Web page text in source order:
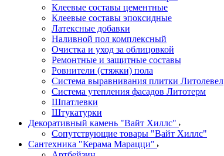
Клеевые составы цементные
Клеевые составы эпоксидные
Латексные добавки
Наливной пол комплексный
Очистка и уход за облицовкой
Ремонтные и защитные составы
Ровнители (стяжки) пола
Система выравнивания плитки Литолевел
Система утепления фасадов Литотерм
Шпатлевки
Штукатурки
Декоративный камень "Вайт Хиллс"
Сопутствующие товары "Вайт Хиллс"
Сантехника "Керама Марацци"